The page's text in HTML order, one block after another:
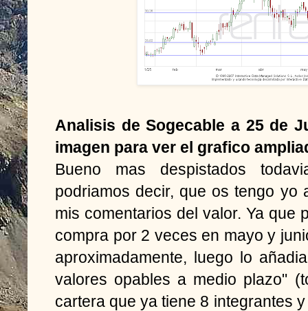
Analisis de Sogecable a 25 de
imagen para ver el grafico
Bueno mas despistados
podriamos decir, que os tengo yo
mis comentarios del valor. Ya que
compra por 2 veces en mayo y
aproximadamente, luego lo
valores opables a medio plazo"
cartera que ya tiene 8 integrantes